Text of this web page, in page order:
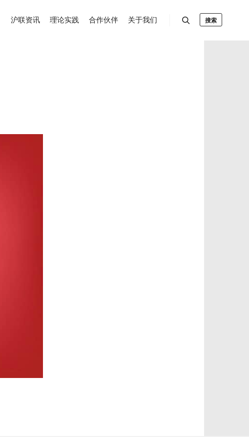
沪联资讯 理论实践 合作伙伴 关于我们 搜索